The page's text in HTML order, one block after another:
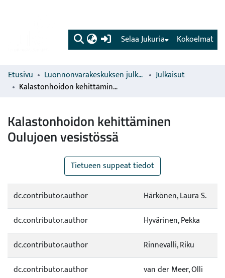
(current) Kokoelmat
Selaa Jukuria
Etusivu Luonnonvarakeskuksen julkaisut
Julkaisut
Kalastonhoidon kehittäminen Oulujoen vesistössä
Kalastonhoidon kehittäminen
Oulujoen vesistössä
Tietueen suppeat tiedot
dc.contributor.author
Härkönen, Laura S.
dc.contributor.author
Hyvärinen, Pekka
dc.contributor.author
Rinnevalli, Riku
dc.contributor.author
van der Meer, Olli